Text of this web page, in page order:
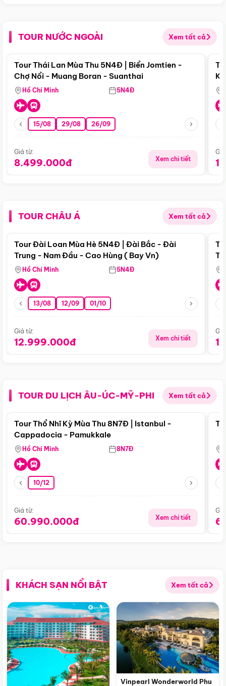
TOUR NƯỚC NGOÀI Xem tất cả
Điểm nổi bật
Tour Thái Lan Mùa Thu 5N4Đ | Biển Jomtien -
Chợ Nổi - Muang Boran - Suanthai
Hồ Chí Minh 5N4Đ
15/08 29/08 26/09
Giá từ:
8.499.000đ Xem chi tiết
TOUR CHÂU Á Xem tất cả
Điểm nổi bật
Tour Đài Loan Mùa Hè 5N4Đ | Đài Bắc - Đài
Trung - Nam Đầu - Cao Hùng ( Bay Vn)
Hồ Chí Minh 5N4Đ
13/08 12/09 01/10
Giá từ:
12.999.000đ Xem chi tiết
TOUR DU LỊCH ÂU-ÚC-MỸ-PHI Xem tất cả
Điểm nổi bật
Tour Thổ Nhĩ Kỳ Mùa Thu 8N7Đ | Istanbul -
Cappadocia - Pamukkale
Hồ Chí Minh 8N7Đ
10/12
Giá từ:
60.990.000đ Xem chi tiết
KHÁCH SẠN NỔI BẬT Xem tất cả
Vinpearl Wonderworld Phu